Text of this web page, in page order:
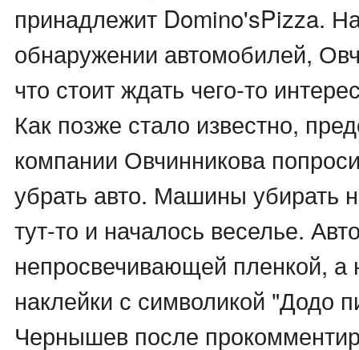
принадлежит Domino'sPizza.
обнаружении автомобилей,
что стоит ждать чего-то
Как позже стало известно,
компании Овчинникова
убрать авто. Машины убирать
тут-то и началось веселье.
непросвечивающей пленкой, а
наклейки с символикой "Додо
Чернышев после